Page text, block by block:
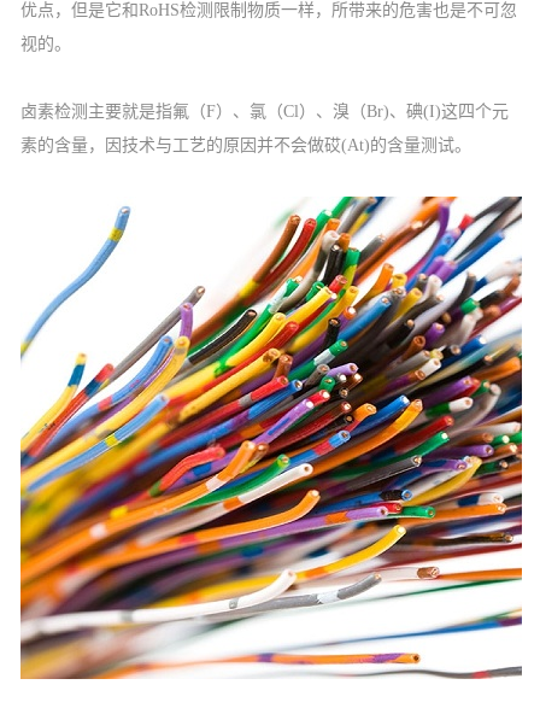
优点，但是它和RoHS检测限制物质一样，所带来的危害也是不可忽
视的。
卤素检测主要就是指氟（F）、氯（Cl）、溴（Br)、碘(I)这四个元
素的含量，因技术与工艺的原因并不会做砹(At)的含量测试。